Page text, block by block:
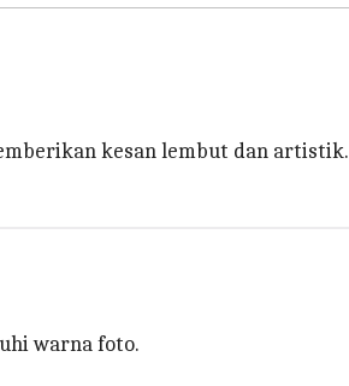
kesan lembut dan artistik.
warna foto.